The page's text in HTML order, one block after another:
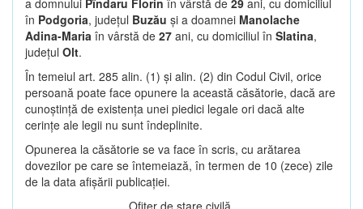
în Podgoria, județul Buzău și a doamnei Manolache
Adina-Maria în vârstă de 27 ani, cu domiciliul în Slatina,
județul Olt.
În temeiul art. 285 alin. (1) și alin. (2) din Codul Civil, orice
persoană poate face opunere la această căsătorie, dacă are
cunoștință de existența unei piedici legale ori dacă alte
cerințe ale legii nu sunt îndeplinite.
Opunerea la căsătorie se va face în scris, cu arătarea
dovezilor pe care se întemeiază, în termen de 10 (zece) zile
de la data afișării publicației.
Ofițer de stare civilă,